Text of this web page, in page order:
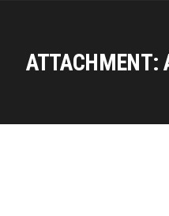
ATTACHMENT: